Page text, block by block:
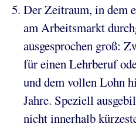
Der Zeitraum, in dem
am Arbeitsmarkt
ausgesprochen groß:
für einen Lehrberuf
und dem vollen Lohn
Jahre. Speziell
nicht innerhalb